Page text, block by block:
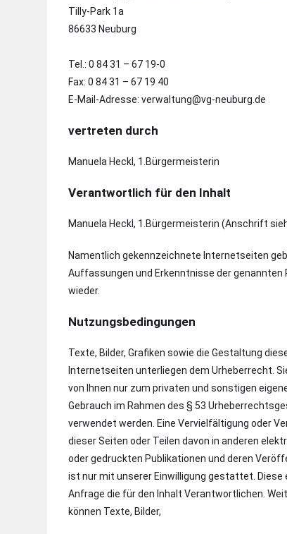
Tilly-Park 1a
86633 Neuburg
Tel.: 0 84 31 – 67 19-0
Fax: 0 84 31 – 67 19 40
E-Mail-Adresse:verwaltung@vg-neuburg.de
vertreten durch
Manuela Heckl, 1.Bürgermeisterin
Verantwortlich für den Inhalt
Manuela Heckl, 1.Bürgermeisterin (Anschrift
Namentlich gekennzeichnete Internetseiten
Auffassungen und Erkenntnisse der genannten
wieder.
Nutzungsbedingungen
Texte, Bilder, Grafiken sowie die Gestaltung
Internetseiten unterliegen dem Urheberrecht.
von Ihnen nur zum privaten und sonstigen
Gebrauch im Rahmen des § 53
verwendet werden. Eine Vervielfältigung oder
dieser Seiten oder Teilen davon in anderen
oder gedruckten Publikationen und deren
ist nur mit unserer Einwilligung gestattet. Diese
Anfrage die für den Inhalt Verantwortlichen.
können Texte, Bilder,